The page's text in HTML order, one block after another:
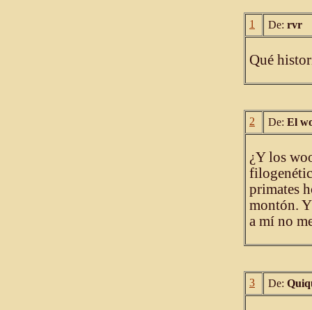
1 De: rvr
Qué
2 De: El
¿Y los
primates
montón.
a mí no
3 De: